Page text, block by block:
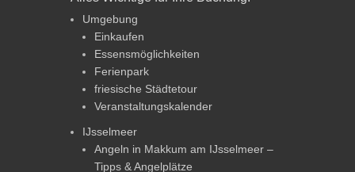
Umgebung
Einkaufen
Essensmöglichkeiten
Ferienpark
friesische Städtetour
Veranstaltungskalender
IJsselmeer
Angeln in Makkum am IJsselmeer –
Tipps & Angelplätze